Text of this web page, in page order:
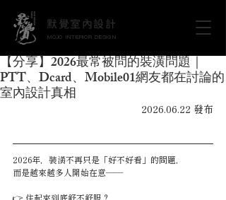
MOJO INTERIOR DESIGN
默覺室內設計
【分享】2026最常被問的裝潢問題｜
PTT、Dcard、Mobile01網友都在討論的
室內設計真相
2026.06.22 發布
2026年，裝潢不再只是「好不好看」的問題，
而是越來越多人開始在意——
👉 住起來到底舒不舒服？